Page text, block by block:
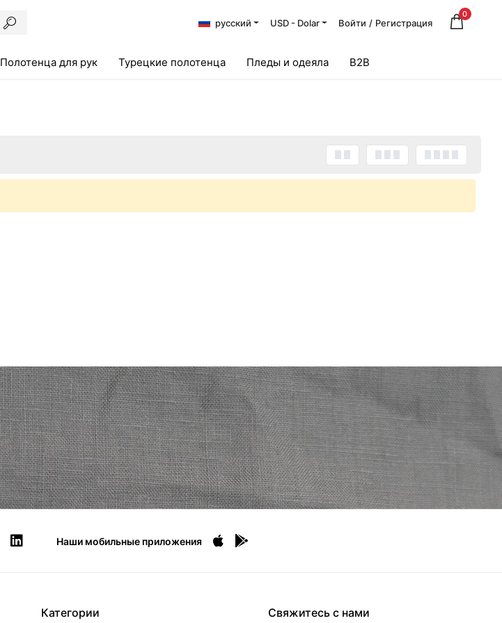
русский USD - Dolar Войти / Регистрация
0
Полотенца для рук Турецкие полотенца Пледы и одеяла B2B
Наши мобильные приложения
Категории Свяжитесь с нами